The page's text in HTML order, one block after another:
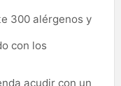
300 alérgenos y
con los
acudir con un